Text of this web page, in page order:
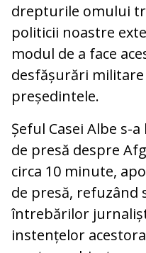
drepturile omului
politicii noastre
modul de a face
desfășurări militare
președintele.
Șeful Casei Albe s-
de presă despre
circa 10 minute,
de presă, refuzând
întrebărilor
instențelor